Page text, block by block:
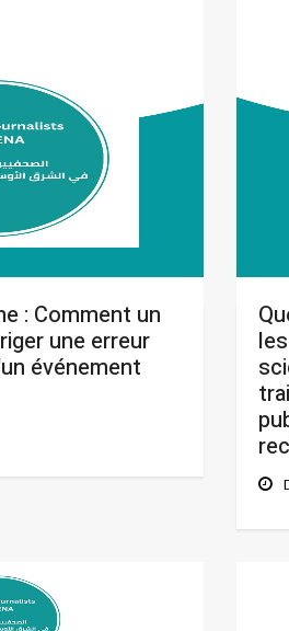
: Comment un
une erreur
événement